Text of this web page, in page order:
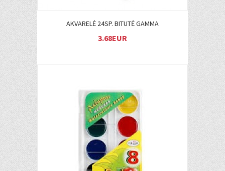
AKVARELĖ 24SP. BITUTĖ GAMMA
3.68EUR
Į KREPŠELĮ